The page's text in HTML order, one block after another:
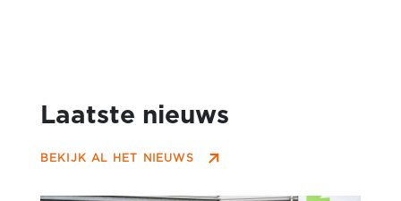
Laatste nieuws
BEKIJK AL HET NIEUWS